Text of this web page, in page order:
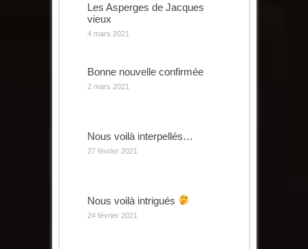
Les Asperges de Jacques
vieux
4 mars 2021
Bonne nouvelle confirmée
2 mars 2021
Nous voilà interpellés…
27 février 2021
Nous voilà intrigués
24 février 2021